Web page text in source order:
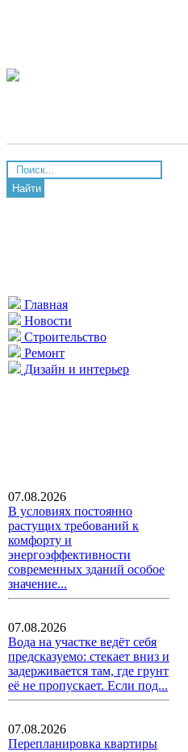
Найти
Главная
Новости
Строительство
Ремонт
Дизайн и интерьер
07.08.2026
В условиях постоянно
растущих требований к
комфорту и
энергоэффективности
современных зданий особое
значение...
07.08.2026
Вода на участке ведёт себя
предсказуемо: стекает вниз и
задерживается там, где грунт
её не пропускает. Если под...
07.08.2026
Перепланировка квартиры